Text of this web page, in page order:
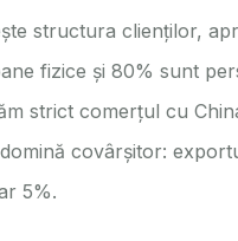
structura clienților,
fizice și 80% sunt
strict comerțul cu
covârșitor:
5%.